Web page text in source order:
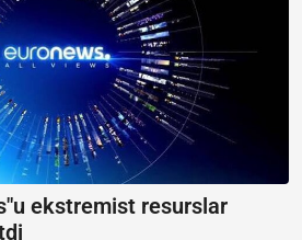
ekstremist resurslar